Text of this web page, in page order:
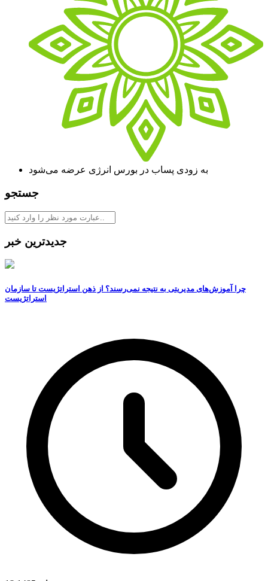
به زودی پساب در بورس انرژی عرضه می‌شود
جستجو
جدیدترین خبر
چرا آموزش‌های مدیریتی به نتیجه نمی‌رسند؟ از ذهن استراتژیست تا سازمان
استراتژیست